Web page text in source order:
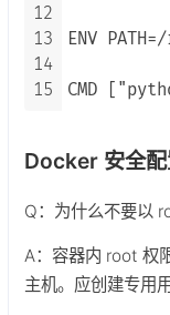
12
13
14
15
ENV
CMD
Docker 安全
Q：为什么不要以
A：容器内 root 权
主机。应创建专用